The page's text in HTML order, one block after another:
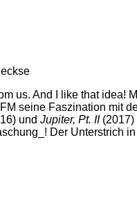
us. And I like that idea!
seine Faszination mit
und Jupiter, Pt. II(2017)
Der Unterstrich